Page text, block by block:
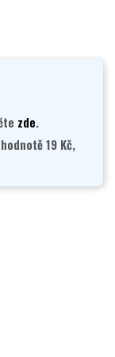
zde.
19 Kč,